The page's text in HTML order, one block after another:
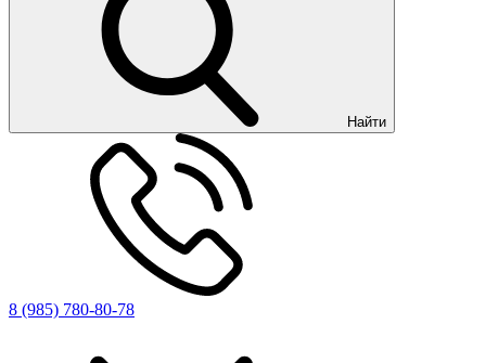
Найти
8 (985) 780-80-78